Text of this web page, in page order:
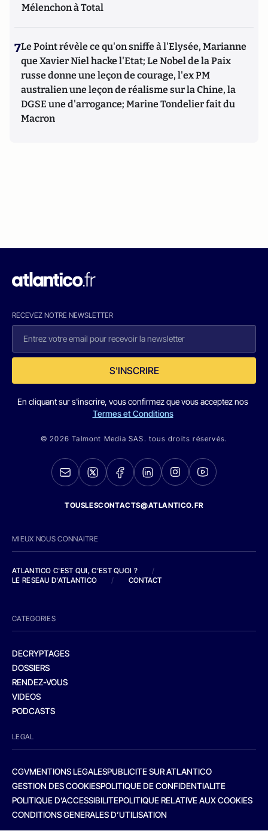
Mélenchon à Total
7Le Point révèle ce qu'on sniffe à l'Elysée, Marianne
que Xavier Niel hacke l'Etat; Le Nobel de la Paix
russe donne une leçon de courage, l'ex PM
australien une leçon de réalisme sur la Chine, la
DGSE une d'arrogance; Marine Tondelier fait du
Macron
RECEVEZ NOTRE NEWSLETTER
S'INSCRIRE
En cliquant sur s'inscrire, vous confirmez que vous acceptez nos
Termes et Conditions
© 2026 Talmont Media SAS. tous droits réservés.
TOUSLESCONTACTS@ATLANTICO.FR
MIEUX NOUS CONNAITRE
ATLANTICO C'EST QUI, C'EST QUOI ?
/
LE RESEAU D'ATLANTICO
/ CONTACT
CATEGORIES
DECRYPTAGES
DOSSIERS
RENDEZ-VOUS
VIDEOS
PODCASTS
LEGAL
CGVMENTIONS LEGALESPUBLICITE SUR ATLANTICO
GESTION DES COOKIESPOLITIQUE DE CONFIDENTIALITE
POLITIQUE D’ACCESSIBILITEPOLITIQUE RELATIVE AUX COOKIES
CONDITIONS GENERALES D’UTILISATION